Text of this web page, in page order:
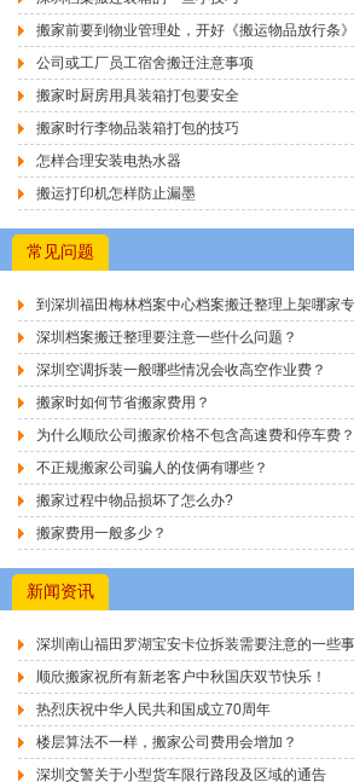
搬家前要到物业管理处，开好《搬运物品放行条》
公司或工厂员工宿舍搬迁注意事项
搬家时厨房用具装箱打包要安全
搬家时行李物品装箱打包的技巧
怎样合理安装电热水器
搬运打印机怎样防止漏墨
常见问题
到深圳福田梅林档案中心档案搬迁整理上架哪家
深圳档案搬迁整理要注意一些什么问题？
深圳空调拆装一般哪些情况会收高空作业费？
搬家时如何节省搬家费用？
为什么顺欣公司搬家价格不包含高速费和停车费？
不正规搬家公司骗人的伎俩有哪些？
搬家过程中物品损坏了怎么办?
搬家费用一般多少？
新闻资讯
深圳南山福田罗湖宝安卡位拆装需要注意的一些
顺欣搬家祝所有新老客户中秋国庆双节快乐！
热烈庆祝中华人民共和国成立70周年
楼层算法不一样，搬家公司费用会增加？
深圳交警关于小型货车限行路段及区域的通告